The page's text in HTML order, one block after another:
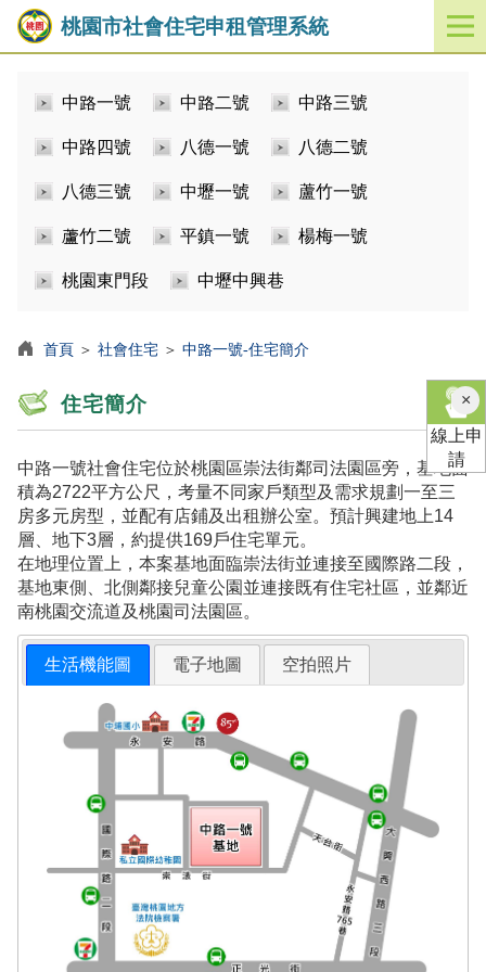
桃園市社會住宅申租管理系統
開
啟
中路一號 中路二號 中路三號
中路四號 八德一號 八德二號
八德三號 中壢一號 蘆竹一號
蘆竹二號 平鎮一號 楊梅一號
桃園東門段 中壢中興巷
首頁 ＞ 社會住宅 ＞ 中路一號-住宅簡介
住宅簡介
中路一號社會住宅位於桃園區崇法街鄰司法園區旁，基地面
積為2722平方公尺，考量不同家戶類型及需求規劃一至三
房多元房型，並配有店鋪及出租辦公室。預計興建地上14
層、地下3層，約提供169戶住宅單元。
在地理位置上，本案基地面臨崇法街並連接至國際路二段，
基地東側、北側鄰接兒童公園並連接既有住宅社區，並鄰近
南桃園交流道及桃園司法園區。
生活機能圖 電子地圖 空拍照片
×關
閉
線上申
請